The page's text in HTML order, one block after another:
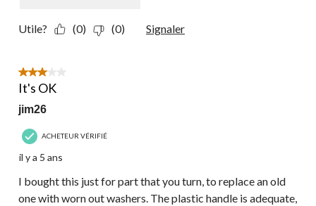
Utile? (0) (0) Signaler
3 étoile(s) sur 5.
It's OK
jim26
ACHETEUR VÉRIFIÉ
il y a 5 ans
I bought this just for part that you turn, to replace an old
one with worn out washers. The plastic handle is adequate,